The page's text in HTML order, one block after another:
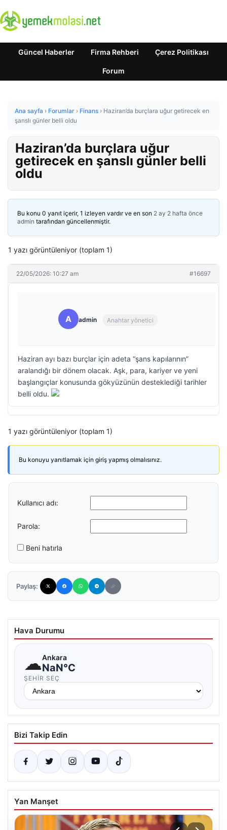
Güncel Haberler Firma Rehberi Çerez Politikası
Forum
Ana sayfa › Forumlar › Finans › Haziran’da burçlara uğur getirecek en
şanslı günler belli oldu
Haziran’da burçlara uğur
getirecek en şanslı günler belli
oldu
Bu konu 0 yanıt içerir, 1 izleyen vardır ve en son 2 ay 2 hafta önce
admin tarafından güncellenmiştir.
1 yazı görüntüleniyor (toplam 1)
22/05/2026: 10:27 am #16697
A admin Anahtar yönetici
Haziran ayı bazı burçlar için adeta “şans kapılarının”
aralandığı bir dönem olacak. Aşk, para, kariyer ve yeni
başlangıçlar konusunda gökyüzünün desteklediği tarihler
belli oldu.
1 yazı görüntüleniyor (toplam 1)
Bu konuyu yanıtlamak için giriş yapmış olmalısınız.
Kullanıcı adı:
Parola:
Beni hatırla
Paylaş:
Hava Durumu
☁Ankara
NaN°C
ŞEHIR SEÇ
Bizi Takip Edin
Yan Manşet